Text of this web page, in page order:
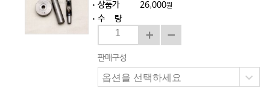
상품가
26,000원
수 량
판매구성